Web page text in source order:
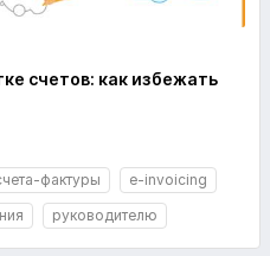
счетов: как избежать
фактуры
e-invoicing
руководителю